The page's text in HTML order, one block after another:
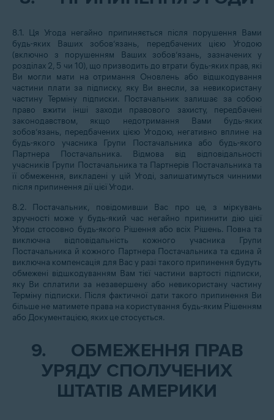
8.1. Ця Угода негайно припиняється після порушення Вами
будь-яких Ваших зобов’язань, передбачених цією Угодою
(включно з порушенням Ваших зобов’язань, зазначених у
розділах 2, 5 чи 10), що призводить до втрати будь-яких прав, які
Ви могли мати на отримання Оновлень або відшкодування
частини плати за підписку, яку Ви внесли, за невикористану
частину Терміну підписки. Постачальник залишає за собою
право вжити інші заходи правового захисту, передбачені
законодавством, якщо недотримання Вами будь-яких
зобов’язань, передбачених цією Угодою, негативно вплине на
будь-якого учасника Групи Постачальника або будь-якого
Партнера Постачальника. Відмова від відповідальності
учасників Групи Постачальника та Партнерів Постачальника та
її обмеження, викладені у цій Угоді, залишатимуться чинними
після припинення дії цієї Угоди.
8.2. Постачальник, повідомивши Вас про це, з міркувань
зручності може у будь-який час негайно припинити дію цієї
Угоди стосовно будь-якого Рішення або всіх Рішень. Повна та
виключна відповідальність кожного учасника Групи
Постачальника й кожного Партнера Постачальника та єдина й
виключна компенсація для Вас у разі такого припинення будуть
обмежені відшкодуванням Вам тієї частини вартості підписки,
яку Ви сплатили за незавершену або невикористану частину
Терміну підписки. Після фактичної дати такого припинення Ви
більше не матимете права на користування будь-яким Рішенням
або Документацією, яких це стосується.
9.
ОБМЕЖЕННЯ ПРАВ
УРЯДУ СПОЛУЧЕНИХ
ШТАТІВ АМЕРИКИ